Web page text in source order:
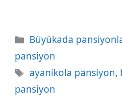
Kategoriler
Büyükada
pansiyon
Etiketler
ayanikola pansiyon,
pansiyon